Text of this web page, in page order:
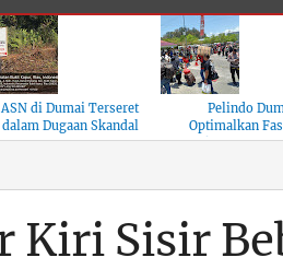
ASN di Dumai Terseret
dalam Dugaan Skandal
Integritas Aparatur
Pelindo
Optimalkan
untuk
Kiri Sisir